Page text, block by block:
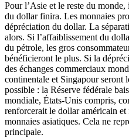
Pour l’Asie et le reste du
du dollar finira. Les monnaies
dépréciation du dollar. La
alors. Si l’affaiblissement du
du pétrole, les gros
bénéficieront le plus. Si la
des échanges commerciaux
continentale et Singapour seront
possible : la Réserve fédérale
mondiale, États-Unis compris,
renforcerait le dollar américain
monnaies asiatiques. Cela ne
principale.